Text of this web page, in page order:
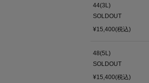
44(3L)
SOLDOUT
¥15,400(税込)
48(5L)
SOLDOUT
¥15,400(税込)